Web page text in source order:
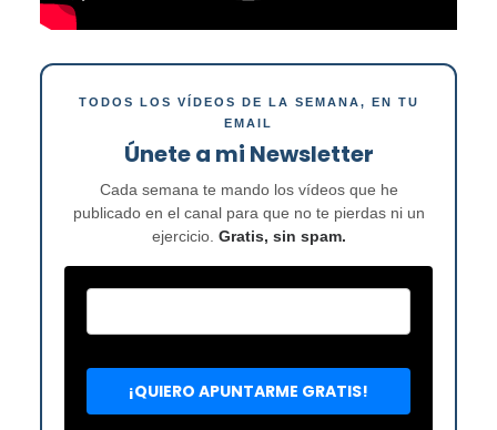
TODOS LOS VÍDEOS DE LA SEMANA, EN TU
EMAIL
Únete a mi Newsletter
Cada semana te mando los vídeos que he
publicado en el canal para que no te pierdas ni un
ejercicio. Gratis, sin spam.